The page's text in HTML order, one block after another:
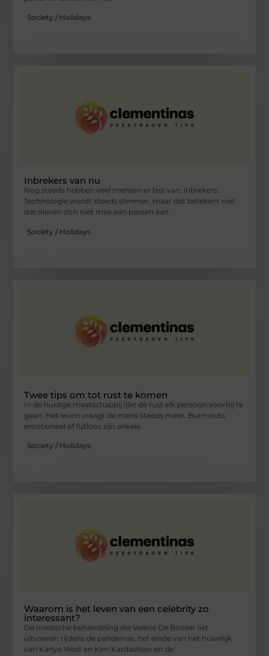
Society / Holidays
Inbrekers van nu
Nog steeds hebben veel mensen er last van: inbrekers.
Technologie wordt steeds slimmer, maar dat betekent niet
dat dieven zich niet mee aan passen aan
Society / Holidays
Twee tips om tot rust te komen
In de huidige maatschappij lijkt de rust elk persoon voorbij te
gaan. Het leven vraagt de mens steeds meer. Burn-outs,
emotioneel of futloos zijn enkele
Society / Holidays
Waarom is het leven van een celebrity zo
interessant?
De medische behandeling die Valerie De Booser liet
uitvoeren tijdens de pandemie, het einde van het huwelijk
van Kanye West en Kim Kardashian en de